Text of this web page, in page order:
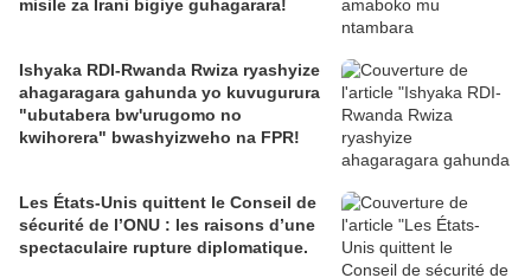
misile za Irani bigiye guhagarara!
Ishyaka RDI-Rwanda Rwiza ryashyize
ahagaragara gahunda yo kuvugurura
"ubutabera bw'urugomo no
kwihorera" bwashyizweho na FPR!
Les États-Unis quittent le Conseil de
sécurité de l’ONU : les raisons d’une
spectaculaire rupture diplomatique.